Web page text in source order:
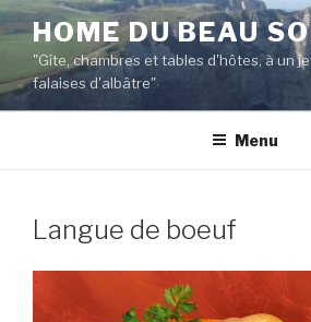
Aller
au
contenu
principal
HOME DU BEAU
"Gîte, chambres et tables d'hôtes, à un
falaises d'albâtre"
Menu
Langue de boeuf